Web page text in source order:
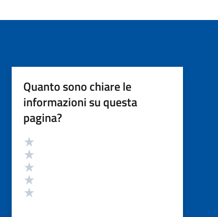
Quanto sono chiare le
informazioni su questa
pagina?
Valutazione